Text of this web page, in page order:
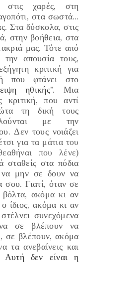
στις χαρές, στη
στα σωστά…
Σταδύσκολα, στις
στην βοήθεια, στα
μας. Τότε από
απουσία τους,
κριτική για
που φτάνει στο
ηθικής”. Μια
κριτική, που αντί
τη δική τους
με την
Δεν τους νοιάζει
για τα μάτια του
που λένε)
σταθείς στα πόδια
να μην σε δουν να
σου. Γιατί, όταν σε
ακόμα κι αν
ίδιος, ακόμα κι αν
συνεχόμενα
σε βλέπουν να
σε βλέπουν, ακόμα
τα ανεβαίνεις και
Αυτή δεν είναι η